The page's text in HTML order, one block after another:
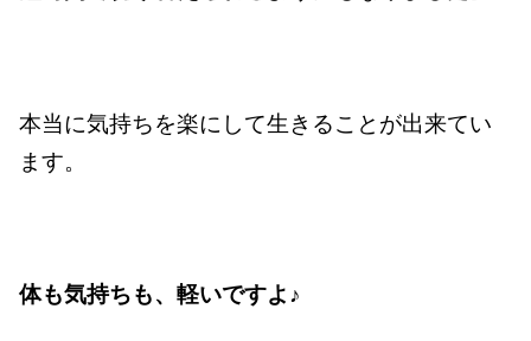
本当に気持ちを楽にして生きることが出来てい
ます。
体も気持ちも、軽いですよ♪